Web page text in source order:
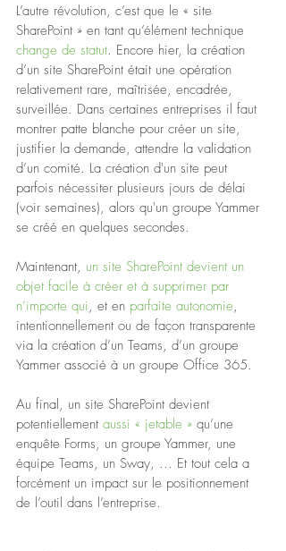
L’autre révolution, c’est que le « site
SharePoint » en tant qu’élément technique
change de statut. Encore hier, la création
d’un site SharePoint était une opération
relativement rare, maîtrisée, encadrée,
surveillée. Dans certaines entreprises il faut
montrer patte blanche pour créer un site,
justifier la demande, attendre la validation
d’un comité. La création d'un site peut
parfois nécessiter plusieurs jours de délai
(voir semaines), alors qu'un groupe Yammer
se créé en quelques secondes.
Maintenant, un site SharePoint devient un
objet facile à créer et à supprimer par
n’importe qui, et en parfaite autonomie,
intentionnellement ou de façon transparente
via la création d’un Teams, d’un groupe
Yammer associé à un groupe Office 365.
Au final, un site SharePoint devient
potentiellement aussi « jetable » qu’une
enquête Forms, un groupe Yammer, une
équipe Teams, un Sway, ... Et tout cela a
forcément un impact sur le positionnement
de l’outil dans l’entreprise.